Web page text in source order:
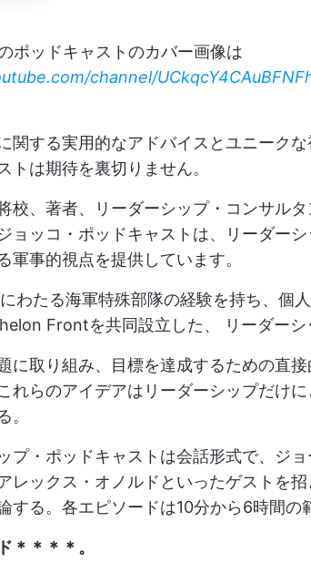
ッドキャストのカバー画像は
channel/
関する実用的なアドバイスとユニーク
トは期待を裏切りません。
校、著者、リーダーシップ・コンサル
ョッコ・ポッドキャストは、リーダー
軍事的視点を提供しています。
わたる海軍特殊部隊の経験を持ち、個
Frontを共同設立した、
リーダー
に取り組み、目標を達成するための直
れらのアイデアはリーダーシップだけ
。
プ・ポッドキャストは会話形式で、ジ
レックス・オノルドといったゲストを
する。各エピソードは10分から6時間の
＊＊＊＊。